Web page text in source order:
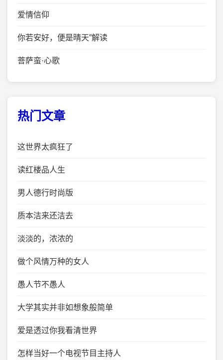
爱情信仰
你若安好，便是晴天”解读
菩萨蛮·心歌
热门文章
这世界太疯狂了
读红楼品人生
男人德行时尚版
质本洁来还洁去
淡淡的，浓浓的
做个风情万种的女人
愚人节不愚人
大学其实并非如想象般简单
爱是透过你我看清世界
怎样当好一个电视节目主持人